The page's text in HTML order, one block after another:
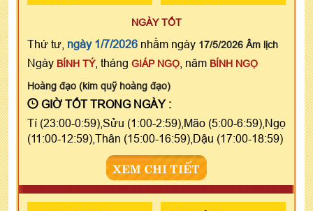
NGÀY TỐT
Thứ tư, ngày 1/7/2026 nhằm ngày 17/5/2026 Âm lịch
Ngày BÍNH TÝ, tháng GIÁP NGỌ , năm BÍNH NGỌ
Hoàng đạo (kim quỹ hoàng đạo)
GIỜ TỐT TRONG NGÀY :
Tí (23:00-0:59),Sửu (1:00-2:59),Mão (5:00-6:59),Ngọ
(11:00-12:59),Thân (15:00-16:59),Dậu (17:00-18:59)
XEM CHI TIẾT